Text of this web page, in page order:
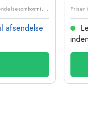
P
riser inkl. moms, eksklusive forsendelsesomkostninger
afsendelse